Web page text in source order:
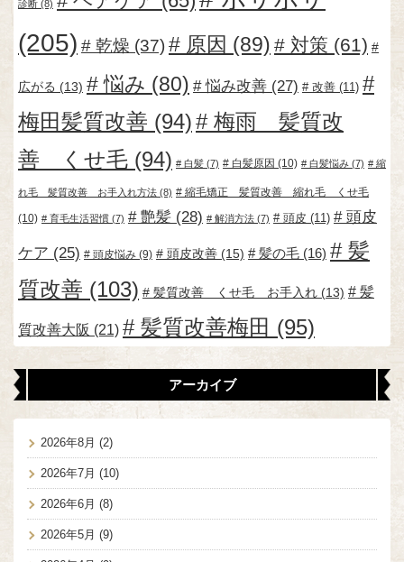
診断 (8)
(205)
乾燥 (37) 原因 (89) 対策 (61)
広がる (13) 悩み (80) 悩み改善 (27) 改善 (11)
梅田髪質改善 (94)
梅雨 髪質改
善 くせ毛 (94) 白髪 (7) 白髪原因 (10) 白髪悩み (7) 縮
れ毛 髪質改善 お手入れ方法 (8) 縮毛矯正 髪質改善 縮れ毛 くせ毛
(10) 育毛生活習慣 (7) 艶髪 (28) 解消方法 (7) 頭皮 (11) 頭皮
ケア (25) 頭皮悩み (9) 頭皮改善 (15) 髪の毛 (16)
髪
質改善 (103) 髪質改善 くせ毛 お手入れ (13) 髪
質改善大阪 (21) 髪質改善梅田 (95)
アーカイブ
2026年8月 (2)
2026年7月 (10)
2026年6月 (8)
2026年5月 (9)